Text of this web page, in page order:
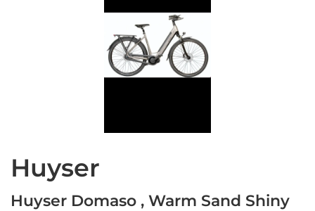
Huyser
Huyser Domaso , Warm Sand Shiny